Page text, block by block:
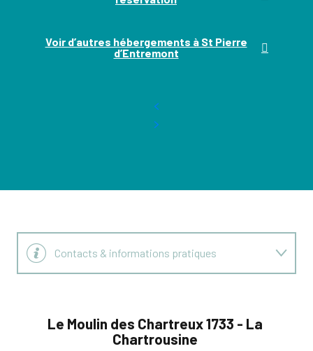
Voir d’autres hébergements à St Pierre
d’Entremont
Contacts & informations pratiques
Le Moulin des Chartreux 1733 - La
Chartrousine